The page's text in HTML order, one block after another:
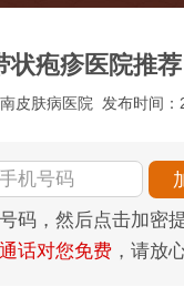
状疱疹医院推荐
皮肤病医院 发布时间
码，然后点击加密
话对您免费 ，请放